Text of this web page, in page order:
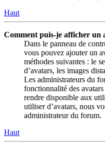
Haut
Comment puis-je afficher un
Dans le panneau de
vous pouvez ajouter un
méthodes suivantes : le
d’avatars, les images
Les administrateurs du
fonctionnalité des
rendre disponible aux
utiliser d’avatars, nous
administrateur du forum.
Haut